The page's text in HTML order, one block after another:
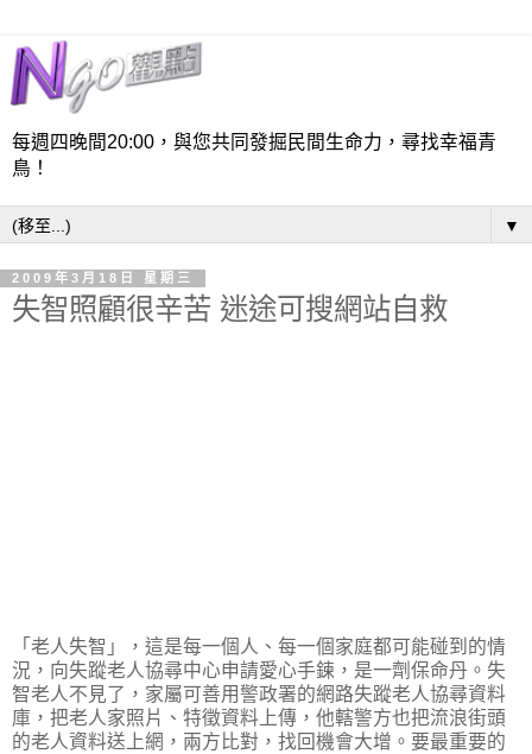
每週四晚間20:00，與您共同發掘民間生命力，尋找幸福青
鳥！
▼
2009年3月18日 星期三
失智照顧很辛苦 迷途可搜網站自救
「老人失智」，這是每一個人、每一個家庭都可能碰到的情
況，向失蹤老人協尋中心申請愛心手鍊，是一劑保命丹。失
智老人不見了，家屬可善用警政署的網路失蹤老人協尋資料
庫，把老人家照片、特徵資料上傳，他轄警方也把流浪街頭
的老人資料送上網，兩方比對，找回機會大增。要最重要的